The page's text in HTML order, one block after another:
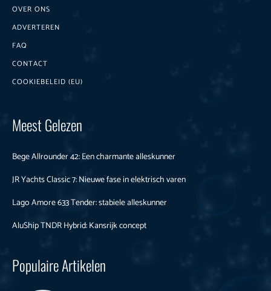
OVER ONS
ADVERTEREN
FAQ
CONTACT
COOKIEBELEID (EU)
Meest Gelezen
Bege Allrounder 42: Een charmante alleskunner
JR Yachts Classic 7: Nieuwe fase in elektrisch varen
Lago Amore 633 Tender: stabiele alleskunner
AluShip TNDR Hybrid: Kansrijk concept
Populaire Artikelen